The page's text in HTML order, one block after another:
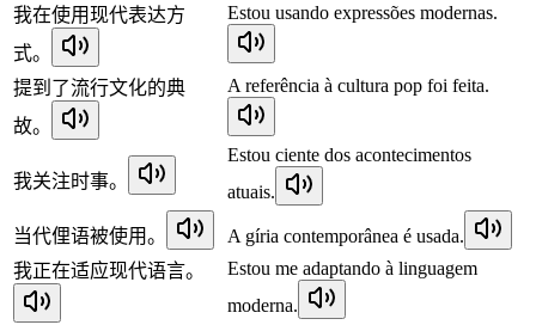
我在使用现代表达方
式。
Estou usando expressões modernas.
提到了流行文化的典
故。
A referência à cultura pop foi feita.
我关注时事。
Estou ciente dos acontecimentos
atuais.
当代俚语被使用。
A gíria contemporânea é usada.
我正在适应现代语言。
Estou me adaptando à linguagem
moderna.